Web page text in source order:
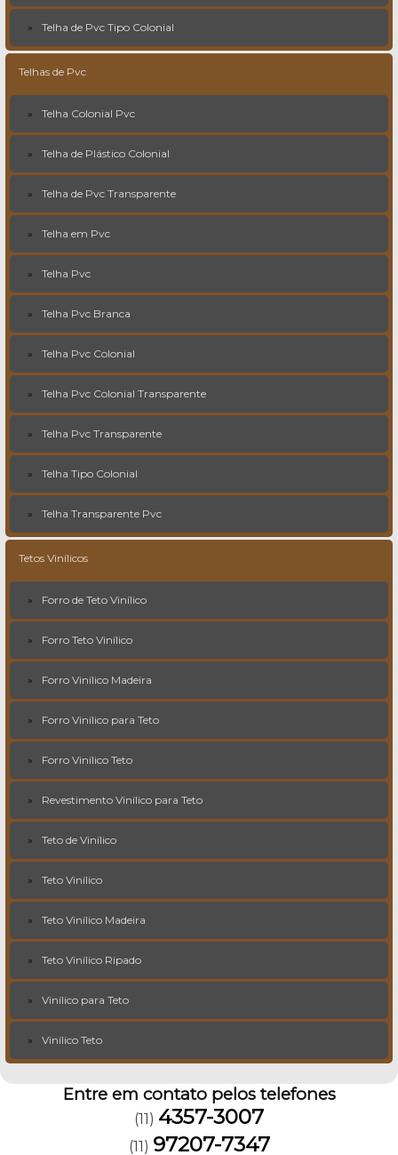
Telha de Pvc Tipo Colonial
Telhas de Pvc
Telha Colonial Pvc
Telha de Plástico Colonial
Telha de Pvc Transparente
Telha em Pvc
Telha Pvc
Telha Pvc Branca
Telha Pvc Colonial
Telha Pvc Colonial Transparente
Telha Pvc Transparente
Telha Tipo Colonial
Telha Transparente Pvc
Tetos Vinílicos
Forro de Teto Vinílico
Forro Teto Vinílico
Forro Vinílico Madeira
Forro Vinílico para Teto
Forro Vinílico Teto
Revestimento Vinílico para Teto
Teto de Vinílico
Teto Vinílico
Teto Vinílico Madeira
Teto Vinílico Ripado
Vinílico para Teto
Vinílico Teto
Entre em contato pelos telefones
(11) 4357-3007
(11) 97207-7347